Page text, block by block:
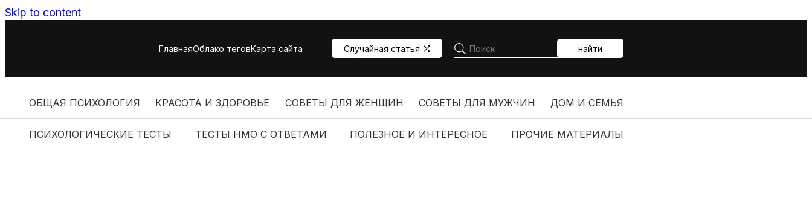
Skip to content
ГлавнаяОблако теговКарта сайта Случайная статья найти
ОБЩАЯ ПСИХОЛОГИЯ КРАСОТА И ЗДОРОВЬЕ СОВЕТЫ ДЛЯ ЖЕНЩИН СОВЕТЫ ДЛЯ МУЖЧИН ДОМ И СЕМЬЯ
ПСИХОЛОГИЧЕСКИЕ ТЕСТЫ ТЕСТЫ НМО С ОТВЕТАМИ ПОЛЕЗНОЕ И ИНТЕРЕСНОЕ ПРОЧИЕ МАТЕРИАЛЫ